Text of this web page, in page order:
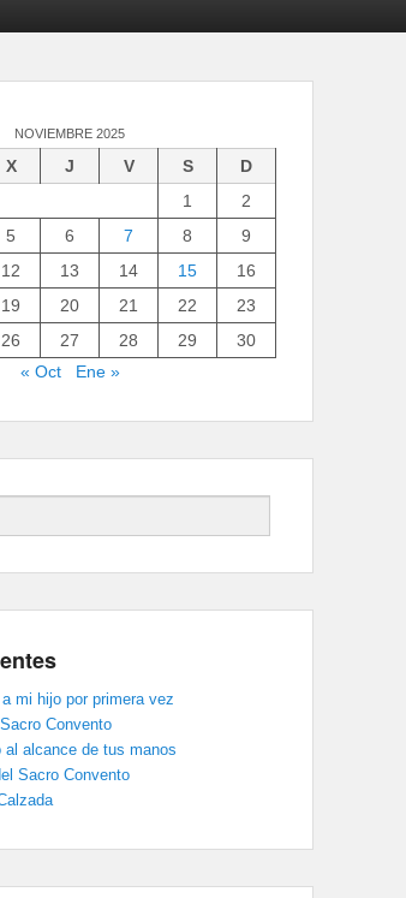
NOVIEMBRE 2025
X J V S
D
1
2
5 6 7 8
9
12 13 14 15
16
19 20 21 22
23
26 27 28 29
30
« Oct
Ene »
mi hijo por primera vez
Convento
al alcance de tus manos
Sacro Convento